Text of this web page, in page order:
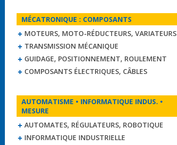
MÉCATRONIQUE : COMPOSANTS
MOTEURS, MOTO-RÉDUCTEURS, VARIATEURS
TRANSMISSION MÉCANIQUE
GUIDAGE, POSITIONNEMENT, ROULEMENT
COMPOSANTS ÉLECTRIQUES, CÂBLES
AUTOMATISME • INFORMATIQUE INDUS. •
MESURE
AUTOMATES, RÉGULATEURS, ROBOTIQUE
INFORMATIQUE INDUSTRIELLE